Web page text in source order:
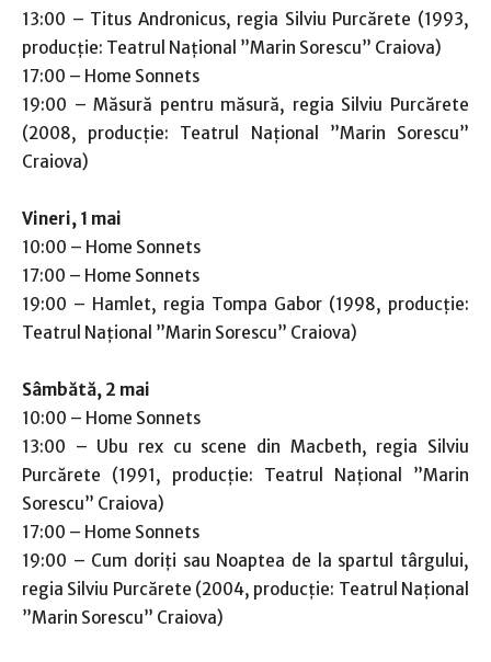
13:00 – Titus Andronicus, regia Silviu Purcărete (1993,
producție: Teatrul Național ”Marin Sorescu” Craiova)
17:00 – Home Sonnets
19:00 – Măsură pentru măsură, regia Silviu Purcărete
(2008, producție: Teatrul Național ”Marin Sorescu”
Craiova)
Vineri, 1 mai
10:00 – Home Sonnets
17:00 – Home Sonnets
19:00 – Hamlet, regia Tompa Gabor (1998, producție:
Teatrul Național ”Marin Sorescu” Craiova)
Sâmbătă, 2 mai
10:00 – Home Sonnets
13:00 – Ubu rex cu scene din Macbeth, regia Silviu
Purcărete (1991, producție: Teatrul Național ”Marin
Sorescu” Craiova)
17:00 – Home Sonnets
19:00 – Cum doriţi sau Noaptea de la spartul târgului,
regia Silviu Purcărete (2004, producție: Teatrul Național
”Marin Sorescu” Craiova)